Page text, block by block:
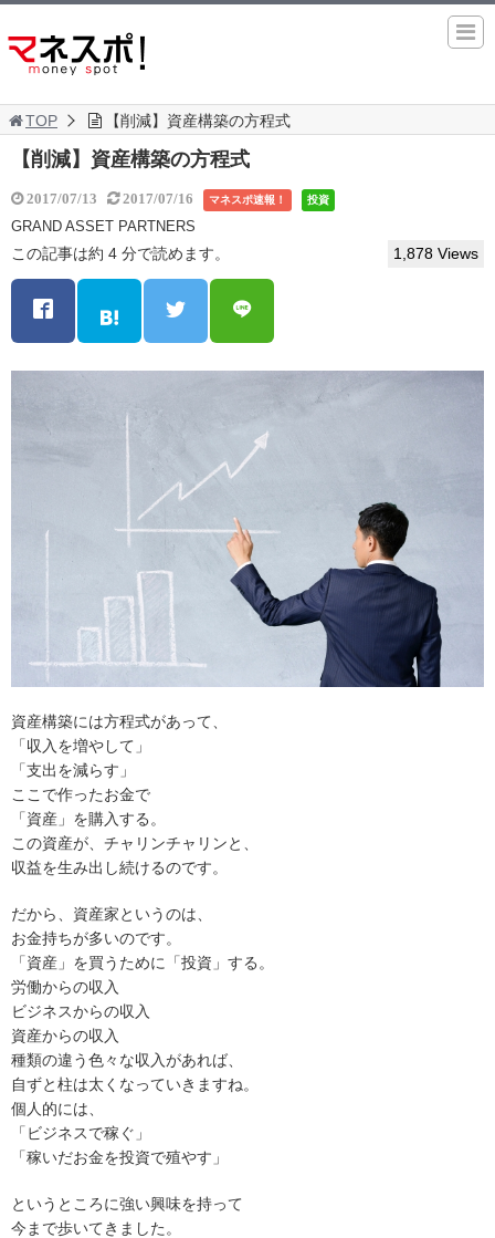
TOP 【削減】資産構築の方程式
【削減】資産構築の方程式
2017/07/13 2017/07/16 マネスポ速報！ 投資
GRAND ASSET PARTNERS
この記事は約 4 分で読めます。 1,878 Views
資産構築には方程式があって、
「収入を増やして」
「支出を減らす」
ここで作ったお金で
「資産」を購入する。
この資産が、チャリンチャリンと、
収益を生み出し続けるのです。
だから、資産家というのは、
お金持ちが多いのです。
「資産」を買うために「投資」する。
労働からの収入
ビジネスからの収入
資産からの収入
種類の違う色々な収入があれば、
自ずと柱は太くなっていきますね。
個人的には、
「ビジネスで稼ぐ」
「稼いだお金を投資で殖やす」
というところに強い興味を持って
今まで歩いてきました。